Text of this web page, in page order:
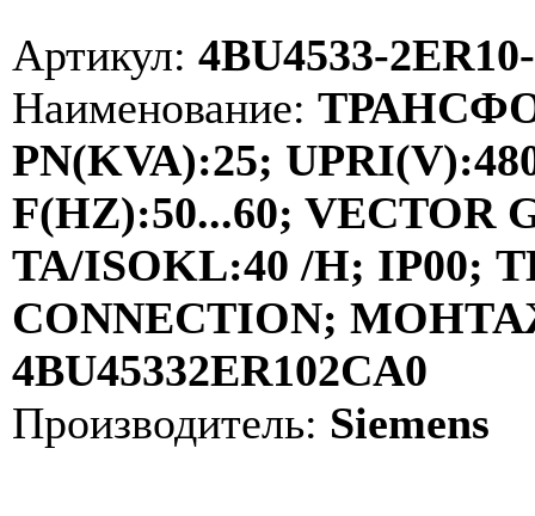
Артикул: 4BU4533-
Наименование:
PN(KVA):25;
F(HZ):50...60; VECTOR
TA/ISOKL:40 /H;
CONNECTION;
4BU45332ER102CA0
Производитель: Siemens